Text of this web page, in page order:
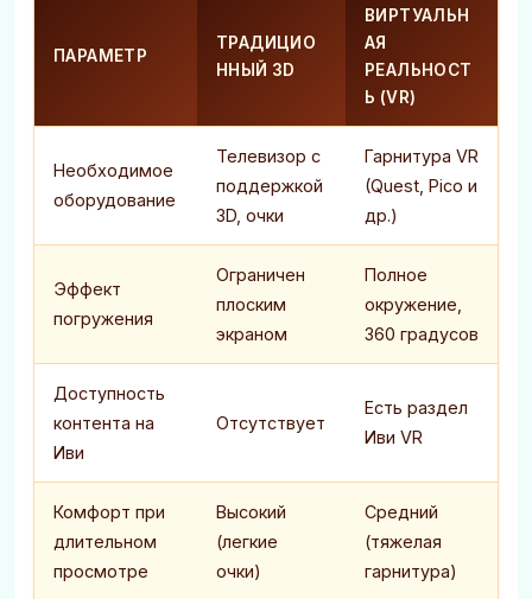
ПАРАМЕТР
ТРАДИЦИО
ННЫЙ 3D
ВИРТУАЛЬН
АЯ
РЕАЛЬНОСТ
Ь (VR)
Необходимое
оборудование
Телевизор с
поддержкой
3D, очки
Гарнитура VR
(Quest, Pico и
др.)
Эффект
погружения
Ограничен
плоским
экраном
Полное
окружение,
360 градусов
Доступность
контента на
Иви
Отсутствует
Есть раздел
Иви VR
Комфорт при
длительном
просмотре
Высокий
(легкие
очки)
Средний
(тяжелая
гарнитура)